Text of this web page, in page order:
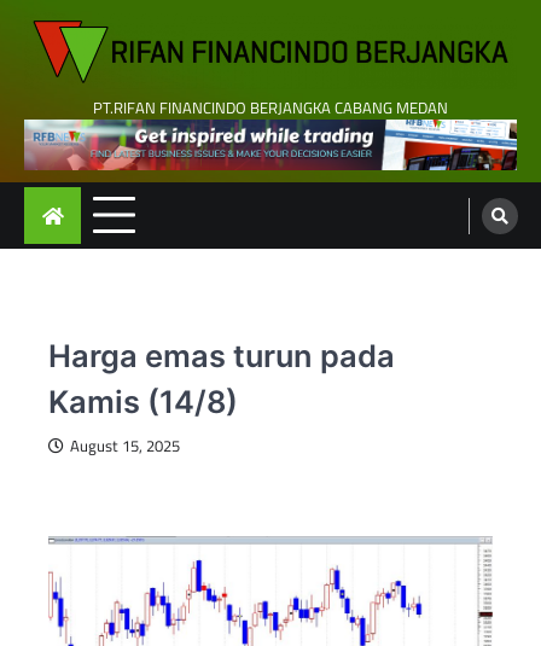
content
PT.RIFAN FINANCINDO BERJANGKA CABANG MEDAN
Harga emas turun pada
Kamis (14/8)
August 15, 2025